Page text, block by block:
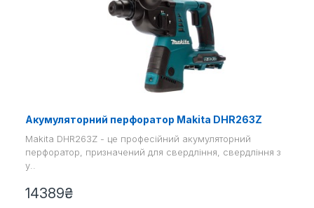
Акумуляторний перфоратор Makita DHR263Z
Makita DHR263Z - це професійний акумуляторний
перфоратор, призначений для свердління, свердління з
у..
14389₴